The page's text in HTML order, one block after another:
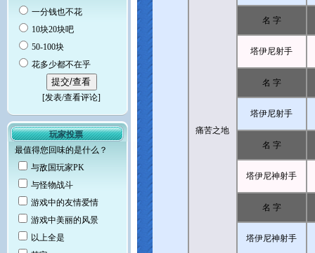
一分钱也不花
10块20块吧
50-100块
花多少都不在乎
[发表/查看评论]
玩家投票
最值得您回味的是什么？
与敌国玩家PK
与怪物战斗
游戏中的友情爱情
游戏中美丽的风景
以上全是
痛苦之地
名 字
塔伊尼射手
名 字
塔伊尼射手
名 字
塔伊尼神射手
名 字
塔伊尼神射手